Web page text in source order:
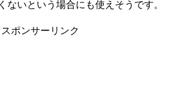
ないという場合にも使えそうです。
スポンサーリンク